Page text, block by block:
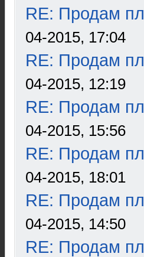
RE: Продам
04-2015, 17:04
RE: Продам
04-2015, 12:19
RE: Продам
04-2015, 15:56
RE: Продам
04-2015, 18:01
RE: Продам
04-2015, 14:50
RE: Продам